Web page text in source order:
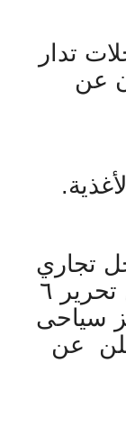
تدار
عن
على ٢١ محل تجاري
بدمنهور وأسفر المرور عن تحرير ٦
سياحى
عن